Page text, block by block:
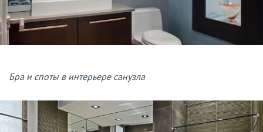
Бра и споты в интерьере санузла